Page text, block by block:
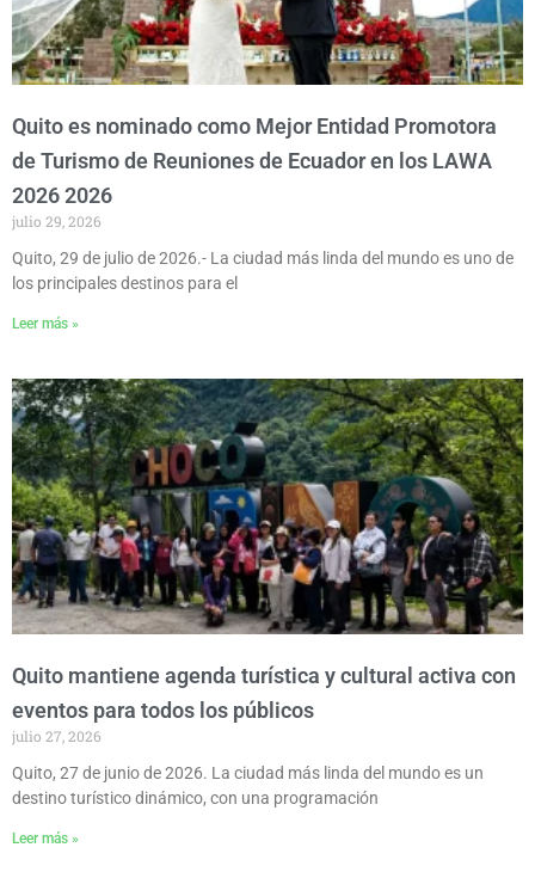
Quito es nominado como Mejor Entidad Promotora
de Turismo de Reuniones de Ecuador en los LAWA
2026 2026
julio 29, 2026
Quito, 29 de julio de 2026.- La ciudad más linda del mundo es uno de
los principales destinos para el
Leer más »
Quito mantiene agenda turística y cultural activa con
eventos para todos los públicos
julio 27, 2026
Quito, 27 de junio de 2026. La ciudad más linda del mundo es un
destino turístico dinámico, con una programación
Leer más »